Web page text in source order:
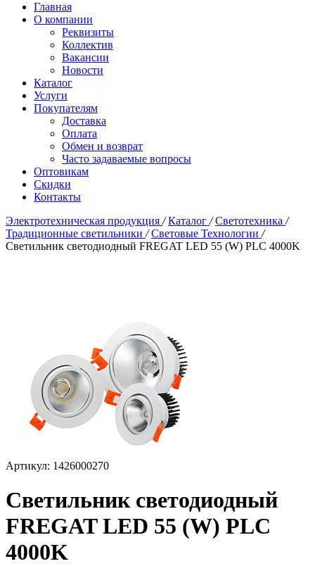
Главная
О компании
Реквизиты
Коллектив
Вакансии
Новости
Каталог
Услуги
Покупателям
Доставка
Оплата
Обмен и возврат
Часто задаваемые вопросы
Оптовикам
Скидки
Контакты
Электротехническая продукция / Каталог / Светотехника /
Традиционные светильники / Световые Технологии /
Светильник светодиодный FREGAT LED 55 (W) PLC 4000K
Артикул: 1426000270
Светильник светодиодный
FREGAT LED 55 (W) PLC
4000K